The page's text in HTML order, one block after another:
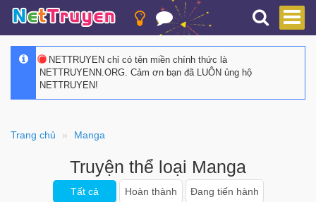
NETTRUYEN chỉ có tên miền chính thức là
NETTRUYENN.ORG. Cảm ơn bạn đã LUÔN ủng hộ
NETTRUYEN!
Trang chủ Manga
Truyện thể loại Manga
Tất cả Hoàn thành Đang tiến hành